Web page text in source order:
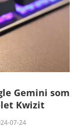
Gemini som
Kwizit
07-24